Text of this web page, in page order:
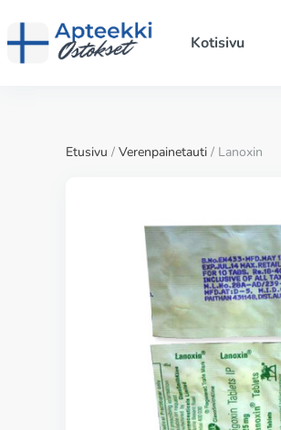
Kotisivu
Etusivu / Verenpainetauti / Lanoxin